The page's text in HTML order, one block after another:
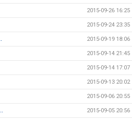
2015-09-26 16:25
2015-09-24 23:35
2015-09-19 18:06
2015-09-14 21:45
2015-09-14 17:07
2015-09-13 20:02
2015-09-06 20:55
2015-09-05 20:56